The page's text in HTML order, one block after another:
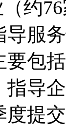
约
服
包
导
提